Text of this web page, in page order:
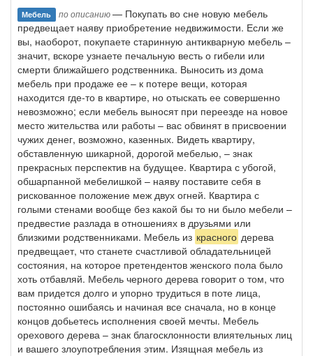
Мебель по описанию— Покупать во сне новую мебель
предвещает наяву приобретение недвижимости. Если же
вы, наоборот, покупаете старинную антикварную мебель –
значит, вскоре узнаете печальную весть о гибели или
смерти ближайшего родственника. Выносить из дома
мебель при продаже ее – к потере вещи, которая
находится где-то в квартире, но отыскать ее совершенно
невозможно; если мебель выносят при переезде на новое
место жительства или работы – вас обвинят в присвоении
чужих денег, возможно, казенных. Видеть квартиру,
обставленную шикарной, дорогой мебелью, – знак
прекрасных перспектив на будущее. Квартира с убогой,
обшарпанной мебелишкой – наяву поставите себя в
рискованное положение меж двух огней. Квартира с
голыми стенами вообще без какой бы то ни было мебели –
предвестие разлада в отношениях в друзьями или
близкими родственниками. Мебель из красного дерева
предвещает, что станете счастливой обладательницей
состояния, на которое претендентов женского пола было
хоть отбавляй. Мебель черного дерева говорит о том, что
вам придется долго и упорно трудиться в поте лица,
постоянно ошибаясь и начиная все сначала, но в конце
концов добьетесь исполнения своей мечты. Мебель
орехового дерева – знак благосклонности влиятельных лиц
и вашего злоупотребления этим. Изящная мебель из